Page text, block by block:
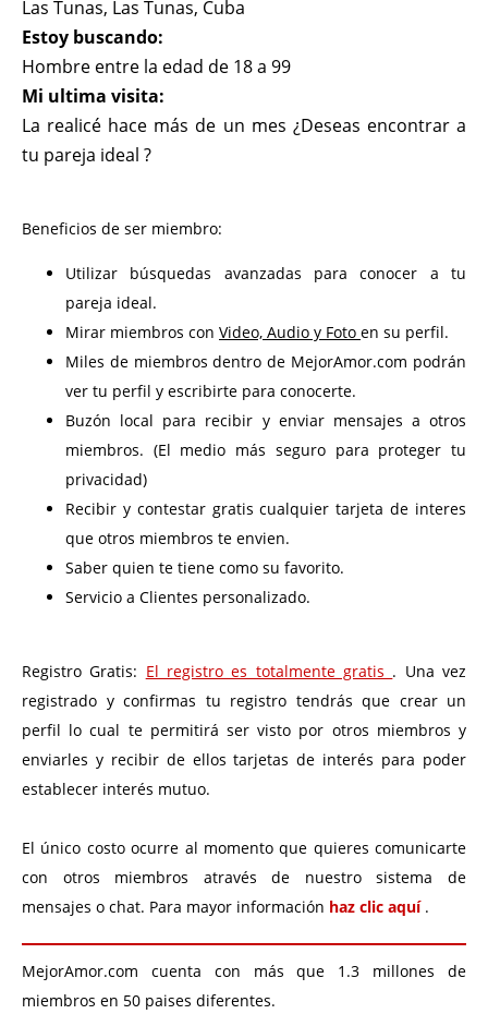
Las Tunas, Las Tunas, Cuba
Estoy buscando:
Hombre entre la edad de 18 a 99
Mi ultima visita:
La realicé hace más de un mes ¿Deseas encontrar a
tu pareja ideal ?
Beneficios de ser miembro:
Utilizar búsquedas avanzadas para conocer a tu
pareja ideal.
Mirar miembros con Video, Audio y Foto en su perfil.
Miles de miembros dentro de MejorAmor.com podrán
ver tu perfil y escribirte para conocerte.
Buzón local para recibir y enviar mensajes a otros
miembros. (El medio más seguro para proteger tu
privacidad)
Recibir y contestar gratis cualquier tarjeta de interes
que otros miembros te envien.
Saber quien te tiene como su favorito.
Servicio a Clientes personalizado.
Registro Gratis: El registro es totalmente gratis . Una vez
registrado y confirmas tu registro tendrás que crear un
perfil lo cual te permitirá ser visto por otros miembros y
enviarles y recibir de ellos tarjetas de interés para poder
establecer interés mutuo.
El único costo ocurre al momento que quieres comunicarte
con otros miembros através de nuestro sistema de
mensajes o chat. Para mayor información haz clic aquí .
MejorAmor.com cuenta con más que 1.3 millones de
miembros en 50 paises diferentes.